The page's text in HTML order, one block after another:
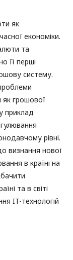
як
економіки.
та
її перші
систему.
як грошової
приклад
рівні.
визнання нової
в країні на
та в світі
IT-технологій